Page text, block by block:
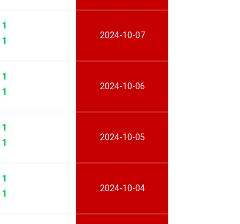
2024-10-07
1
1
2024-10-06
1
1
2024-10-05
1
1
2024-10-04
1
1